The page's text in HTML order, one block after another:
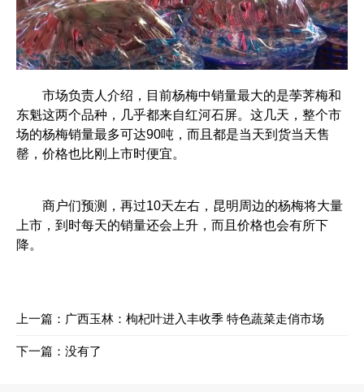
市场负责人介绍，目前杨梅中销量最大的是荸荠梅和
东魁这两个品种，几乎都来自红河石屏。这几天，整个市
场的杨梅销量最多可达90吨，而且都是当天到货当天售
罄，价格也比刚上市时便宜。
商户们预测，再过10天左右，昆明周边的杨梅将大量
上市，到时每天的销量还会上升，而且价格也会有所下
降。
上一篇： 广西玉林：枸杞叶进入丰收季 特色蔬菜走俏市场
下一篇：没有了